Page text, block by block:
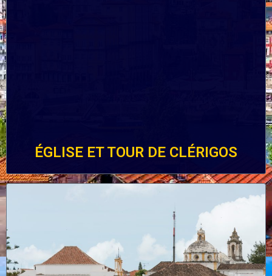
ÉGLISE ET TOUR DE CLÉRIGOS